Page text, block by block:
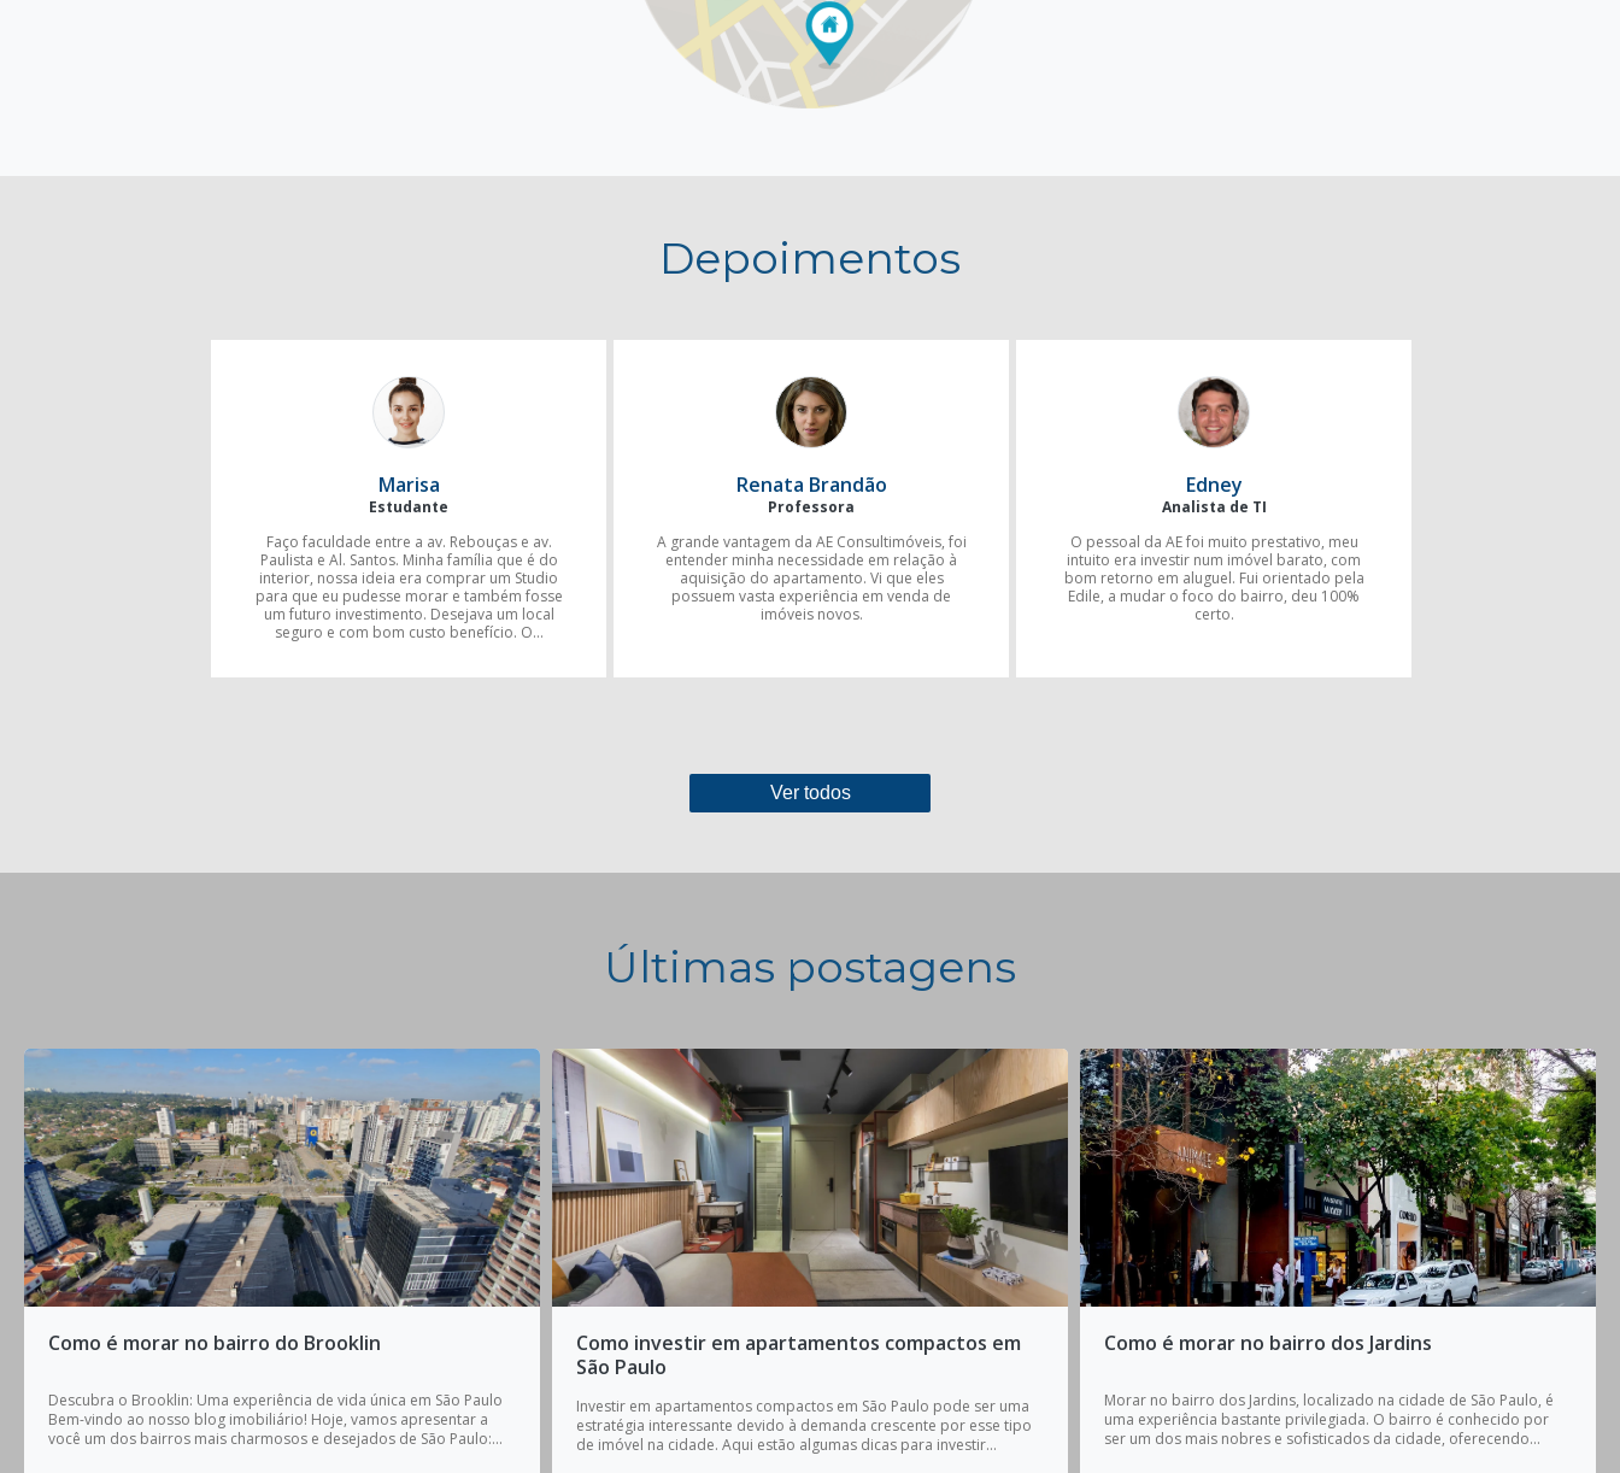
Depoimentos
Marisa
Estudante
Faço faculdade entre a av. Rebouças e av.
Paulista e Al. Santos. Minha família que é do
interior, nossa ideia era comprar um Studio
para que eu pudesse morar e também fosse
um futuro investimento. Desejava um local
seguro e com bom custo benefício. O...
Renata Brandão
Professora
A grande vantagem da AE Consultimóveis, foi
entender minha necessidade em relação à
aquisição do apartamento. Vi que eles
possuem vasta experiência em venda de
imóveis novos.
Edney
Analista de TI
O pessoal da AE foi muito prestativo, meu
intuito era investir num imóvel barato, com
bom retorno em aluguel. Fui orientado pela
Edile, a mudar o foco do bairro, deu 100%
certo.
Ver todos
Últimas postagens
Como é morar no bairro do Brooklin
Descubra o Brooklin: Uma experiência de vida única em São Paulo
Bem-vindo ao nosso blog imobiliário! Hoje, vamos apresentar a
você um dos bairros mais charmosos e desejados de São Paulo:...
Como investir em apartamentos compactos em
São Paulo
Investir em apartamentos compactos em São Paulo pode ser uma
estratégia interessante devido à demanda crescente por esse tipo
de imóvel na cidade. Aqui estão algumas dicas para investir...
Como é morar no bairro dos Jardins
Morar no bairro dos Jardins, localizado na cidade de São Paulo, é
uma experiência bastante privilegiada. O bairro é conhecido por
ser um dos mais nobres e sofisticados da cidade, oferecendo...